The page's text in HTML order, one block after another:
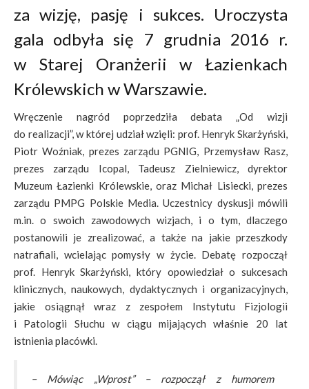
za wizję, pasję i sukces. Uroczysta
gala odbyła się 7 grudnia 2016 r.
w Starej Oranżerii w Łazienkach
Królewskich w Warszawie.
Wręczenie nagród poprzedziła debata „Od wizji
do realizacji”, w której udział wzięli: prof. Henryk Skarżyński,
Piotr Woźniak, prezes zarządu PGNIG, Przemysław Rasz,
prezes zarządu Icopal, Tadeusz Zielniewicz, dyrektor
Muzeum Łazienki Królewskie, oraz Michał Lisiecki, prezes
zarządu PMPG Polskie Media. Uczestnicy dyskusji mówili
m.in. o swoich zawodowych wizjach, i o tym, dlaczego
postanowili je zrealizować, a także na jakie przeszkody
natrafiali, wcielając pomysły w życie. Debatę rozpoczął
prof. Henryk Skarżyński, który opowiedział o sukcesach
klinicznych, naukowych, dydaktycznych i organizacyjnych,
jakie osiągnął wraz z zespołem Instytutu Fizjologii
i Patologii Słuchu w ciągu mijających właśnie 20 lat
istnienia placówki.
– Mówiąc „Wprost” – rozpoczął z humorem